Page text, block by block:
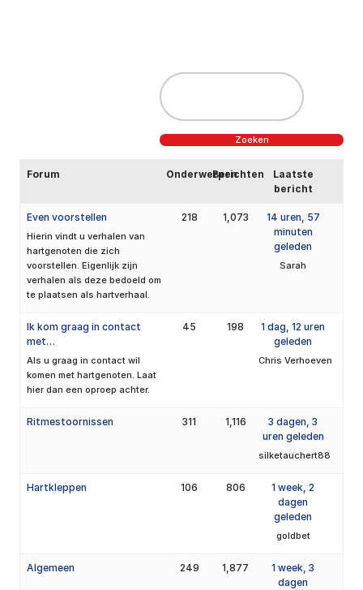
Forum OnderwerpenBerichten
Laatste
bericht
Even voorstellen
Hierin vindt u verhalen van
hartgenoten die zich
voorstellen. Eigenlijk zijn
verhalen als deze bedoeld om
te plaatsen als hartverhaal.
218 1,073
14 uren, 57
minuten
geleden
Sarah
Ik kom graag in contact
met…
Als u graag in contact wil
komen met hartgenoten. Laat
hier dan een oproep achter.
45 198
1 dag, 12 uren
geleden
Chris Verhoeven
Ritmestoornissen 311 1,116
3 dagen, 3
uren geleden
silketauchert88
Hartkleppen 106 806
1 week, 2
dagen
geleden
goldbet
Algemeen 249 1,877
1 week, 3
dagen